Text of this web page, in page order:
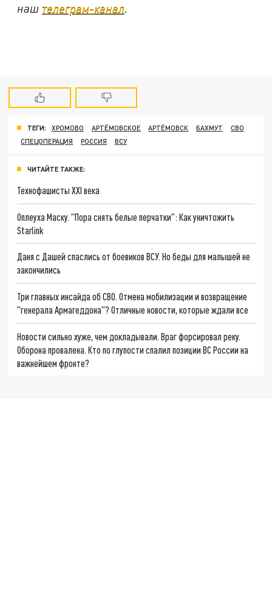
наш телеграм-канал.
ТЕГИ: ХРОМОВО АРТЁМОВСКОЕ АРТЁМОВСК БАХМУТ
СВО
СПЕЦОПЕРАЦИЯ
РОССИЯ ВСУ
ЧИТАЙТЕ ТАКЖЕ:
Технофашисты XXI века
Оплеуха Маску. "Пора снять белые перчатки": Как уничтожить
Starlink
Даня с Дашей спаслись от боевиков ВСУ. Но беды для малышей не
закончились
Три главных инсайда об СВО. Отмена мобилизации и возвращение
"генерала Армагеддона"? Отличные новости, которые ждали все
Новости сильно хуже, чем докладывали. Враг форсировал реку.
Оборона провалена. Кто по глупости спалил позиции ВС России на
важнейшем фронте?